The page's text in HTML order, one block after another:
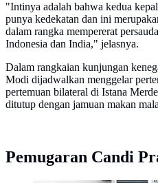
"Intinya adalah bahwa kedua
punya kedekatan dan ini
dalam rangka mempererat
Indonesia dan India," jelasnya.
Dalam rangkaian kunjungan
Modi dijadwalkan menggelar
pertemuan bilateral di Istana
ditutup dengan jamuan makan
Pemugaran Candi